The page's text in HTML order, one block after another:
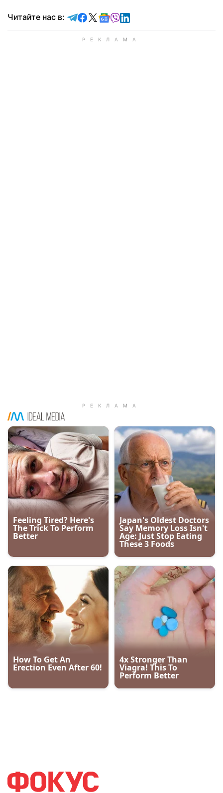
Читайте нас в: Читайте в Telegram
Читайте в Facebook
Читайте в X
Читайте в Google news
Читайте в Viber
Читайте в LinkedIn